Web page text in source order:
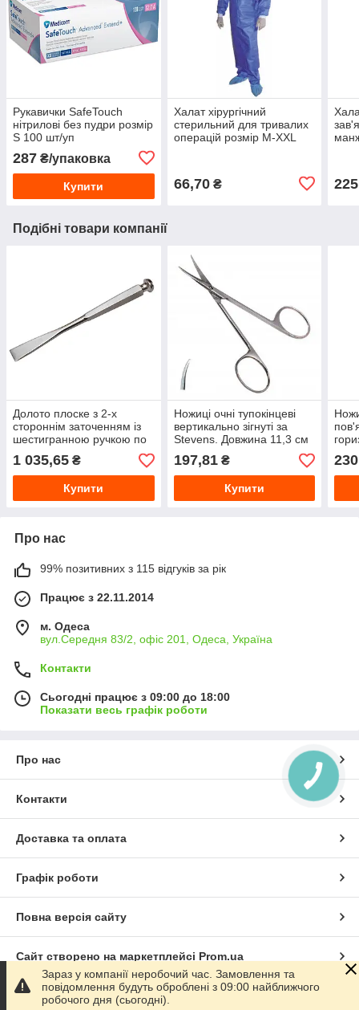
Рукавички SafeTouch
нітрилові без пудри розмір
S 100 шт/уп
287 ₴/упаковка
Купити
Халат хірургічний
стерильний для тривалих
операцій розмір М-XXL
66,70₴ 225
Подібні товари компанії
Долото плоске з 2-х
стороннім заточенням із
шестигранною ручкою по
Stille. Довжина 22,5 см,
ширина 10 мм.
1 035,65 ₴
Купити
Ножиці очні тупокінцеві
вертикально зігнуті за
Stevens. Довжина 11,3 см
197,81₴
Купити
230
Про нас
99% позитивних з 115 відгуків за рік
Працює з 22.11.2014
м. Одеса
вул.Середня 83/2, офіс 201, Одеса, Україна
Контакти
Сьогодні працює з 09:00 до 18:00
Показати весь графік роботи
Про нас
Контакти
Доставка та оплата
Графік роботи
Повна версія сайту
Сайт створено на маркетплейсі Prom.ua
Політика конфіденційності
Зараз у компанії неробочий час. Замовлення та
повідомлення будуть оброблені з 09:00 найближчого
робочого дня (сьогодні).